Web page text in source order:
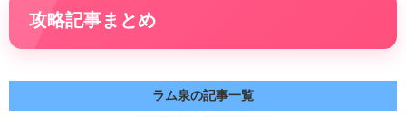
攻略記事まとめ
ラム泉の記事一覧